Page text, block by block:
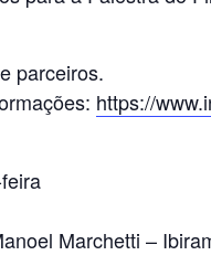
parceiros.
https://
Marchetti –